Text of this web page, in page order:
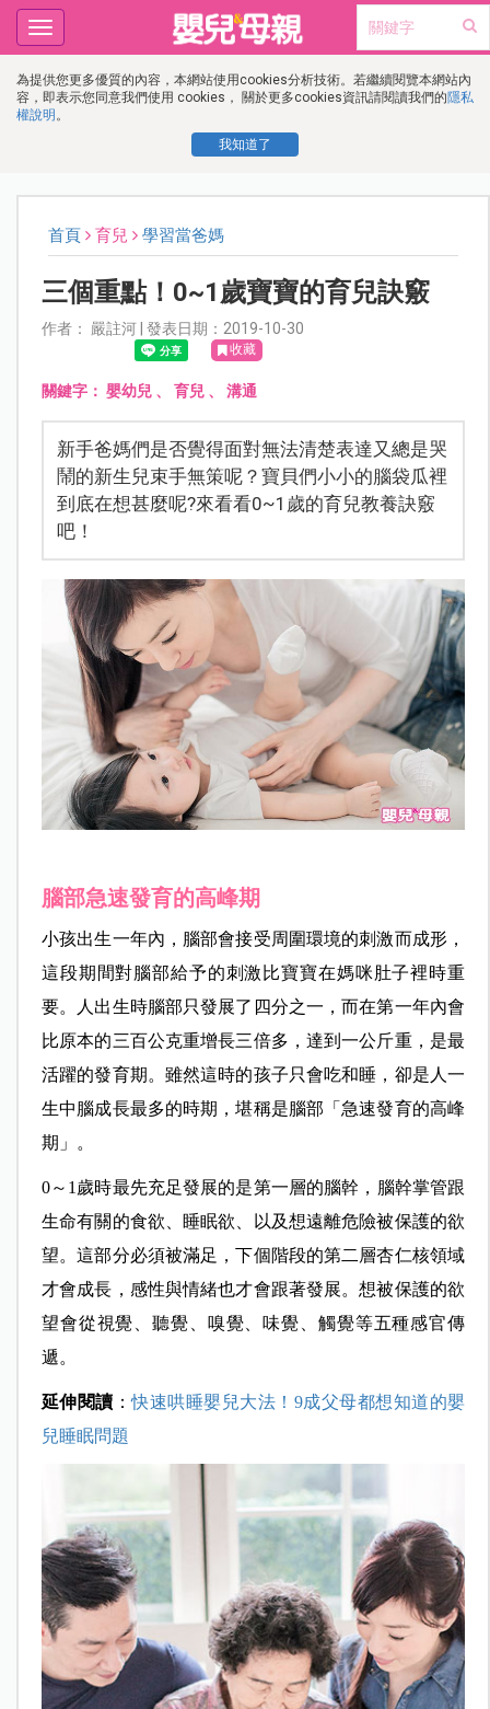
為提供您更多優質的內容，本網站使用cookies分析技術。若繼續閱覽本網站內
容，即表示您同意我們使用 cookies， 關於更多cookies資訊請閱讀我們的隱私
權說明 。
我知道了
Toggle
navigation
首頁 育兒 學習當爸媽
三個重點！0~1歲寶寶的育兒訣竅
作者： 嚴註河 | 發表日期：2019-10-30
收藏
關鍵字： 嬰幼兒、 育兒、 溝通
新手爸媽們是否覺得面對無法清楚表達又總是哭
鬧的新生兒束手無策呢？寶貝們小小的腦袋瓜裡
到底在想甚麼呢?來看看0~1歲的育兒教養訣竅
吧！
腦部急速發育的高峰期
小孩出生一年內，腦部會接受周圍環境的刺激而成形，
這段期間對腦部給予的刺激比寶寶在媽咪肚子裡時重
要。人出生時腦部只發展了四分之一，而在第一年內會
比原本的三百公克重增長三倍多，達到一公斤重，是最
活躍的發育期。雖然這時的孩子只會吃和睡，卻是人一
生中腦成長最多的時期，堪稱是腦部「急速發育的高峰
期」。
0～1歲時最先充足發展的是第一層的腦幹，腦幹掌管跟
生命有關的食欲、睡眠欲、以及想遠離危險被保護的欲
望。這部分必須被滿足，下個階段的第二層杏仁核領域
才會成長，感性與情緒也才會跟著發展。想被保護的欲
望會從視覺、聽覺、嗅覺、味覺、觸覺等五種感官傳
遞。
延伸閱讀 ：快速哄睡嬰兒大法！9成父母都想知道的嬰
兒睡眠問題